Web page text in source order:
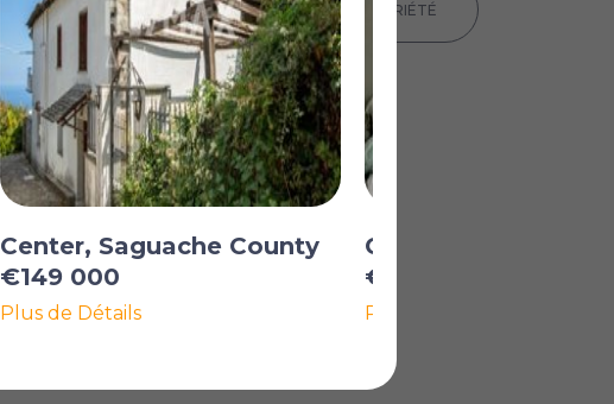
IMPRIMER LES DÉTAILS DE LA PROPRIÉTÉ
Center, Saguache County
€149 000
Plus de Détails
Center, Saguache
€150 000
Plus de Détails